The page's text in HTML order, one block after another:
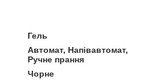
Гель
Автомат, Напівавтомат,
Ручне прання
Чорне